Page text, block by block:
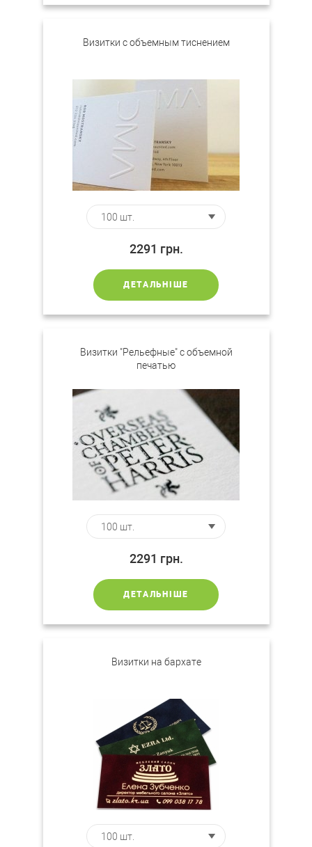
Визитки с объемным тиснением
2291 грн.
ДЕТАЛЬНІШЕ
Визитки "Рельефные" с объемной
печатью
2291 грн.
ДЕТАЛЬНІШЕ
Визитки на бархате